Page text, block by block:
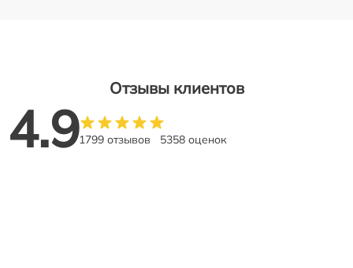
Отзывы клиентов
4.91799 отзывов 5358 оценок